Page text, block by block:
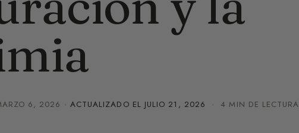
6, 2026 · ACTUALIZADO EL JULIO 21, 2026 · 4 MIN DE LECTURA